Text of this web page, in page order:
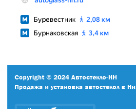
Copyright © 2024 Автостекло-НН
Продажа и установка автостекол в